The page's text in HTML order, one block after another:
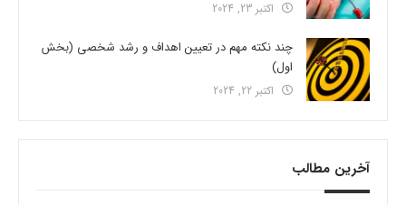
اکتبر 23, 2024
چند نکته مهم در تعیین اهداف و رشد شخصی (بخش
اول)
اکتبر 22, 2024
آخرین مطالب